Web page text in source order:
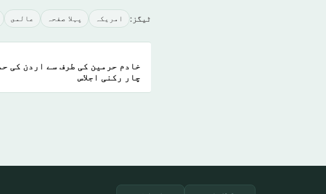
ٹیگز: امريكہ پہلا صفحہ عالمى
خادم حرمین کی طرف سے اردن کی
چار رکنی اجلاس